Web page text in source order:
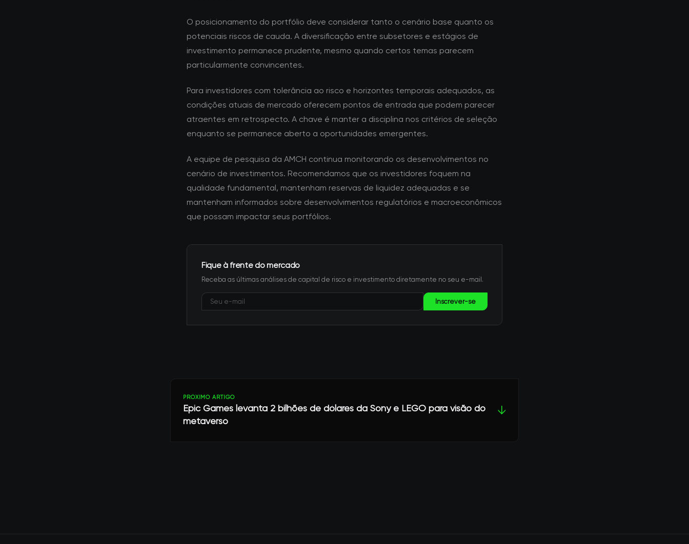
O posicionamento do portfólio deve considerar tanto o cenário base quanto os
potenciais riscos de cauda. A diversificação entre subsetores e estágios de
investimento permanece prudente, mesmo quando certos temas parecem
particularmente convincentes.
Para investidores com tolerância ao risco e horizontes temporais adequados, as
condições atuais de mercado oferecem pontos de entrada que podem parecer
atraentes em retrospecto. A chave é manter a disciplina nos critérios de seleção
enquanto se permanece aberto a oportunidades emergentes.
A equipe de pesquisa da AMCH continua monitorando os desenvolvimentos no
cenário de investimentos. Recomendamos que os investidores foquem na
qualidade fundamental, mantenham reservas de liquidez adequadas e se
mantenham informados sobre desenvolvimentos regulatórios e macroeconômicos
que possam impactar seus portfólios.
Fique à frente do mercado
Receba as últimas análises de capital de risco e investimento diretamente no seu e-mail.
Inscrever-se
PRÓXIMO ARTIGO
Epic Games levanta 2 bilhões de dólares da Sony e LEGO para visão do
metaverso
↓